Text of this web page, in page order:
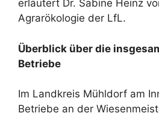
erläutert Dr. Sabine Heinz
Agrarökologie der LfL.
Überblick über die
Betriebe
Im Landkreis Mühldorf am
Betriebe an der